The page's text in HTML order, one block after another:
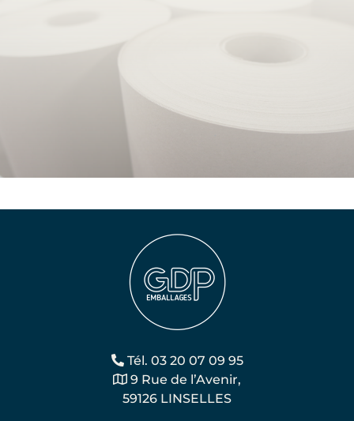
Tél. 03 20 07 09 95
9 Rue de l’Avenir,
59126 LINSELLES